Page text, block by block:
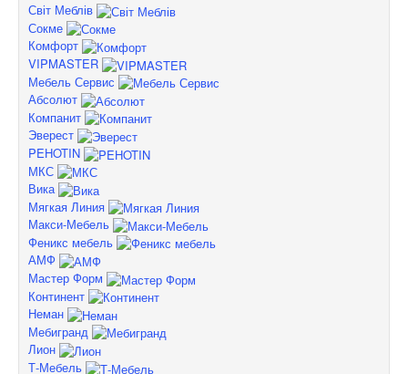
Світ Меблів
Сокме
Комфорт
VIPMASTER
Мебель Сервис
Абсолют
Компанит
Эверест
PEHOTIN
МКС
Вика
Мягкая Линия
Макси-Мебель
Феникс мебель
АМФ
Мастер Форм
Континент
Неман
Мебигранд
Лион
Т-Мебель